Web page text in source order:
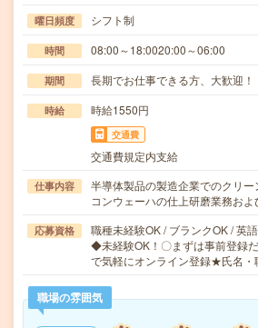
曜日頻度 シフト制
時間 08:00～18:0020:00～06:00
期間 長期でお仕事できる方、大歓迎！
時給 時給1550円
交通費
交通費規定内支給
仕事内容
半導体製品の製造企業でのクリー
コンウェーハの仕上研磨業務お
応募資格
職種未経験OK / ブランクOK / 英
◆未経験OK！〇まずは事前登録
で気軽にオンライン登録★氏名
職場の雰囲気